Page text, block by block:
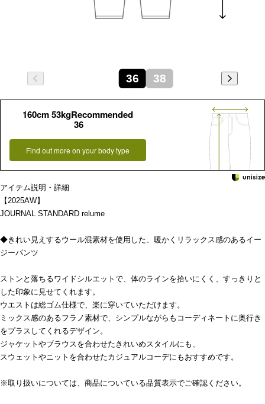
36 38
160cm 53kgRecommended
36
Find out more on your body type
アイテム説明・詳細
【2025AW】
JOURNAL STANDARD relume
◆きれい見えするウール混素材を使用した、暖かくリラックス感のあるイー
ジーパンツ
ストンと落ちるワイドシルエットで、体のラインを拾いにくく、すっきりと
した印象に見せてくれます。
ウエストは総ゴム仕様で、楽に穿いていただけます。
ミックス感のあるフラノ素材で、シンプルながらもコーディネートに奥行き
をプラスしてくれるデザイン。
ジャケットやブラウスを合わせたきれいめスタイルにも、
スウェットやニットを合わせたカジュアルコーデにもおすすめです。
※取り扱いについては、商品についている品質表示でご確認ください。